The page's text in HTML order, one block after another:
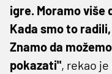
igre. Moramo
Kada smo to
Znamo da
pokazati", rekao